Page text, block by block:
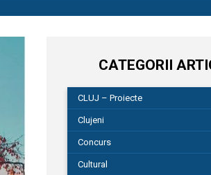
CATEGORII
CLUJ – Proiecte
Clujeni
Concurs
Cultural